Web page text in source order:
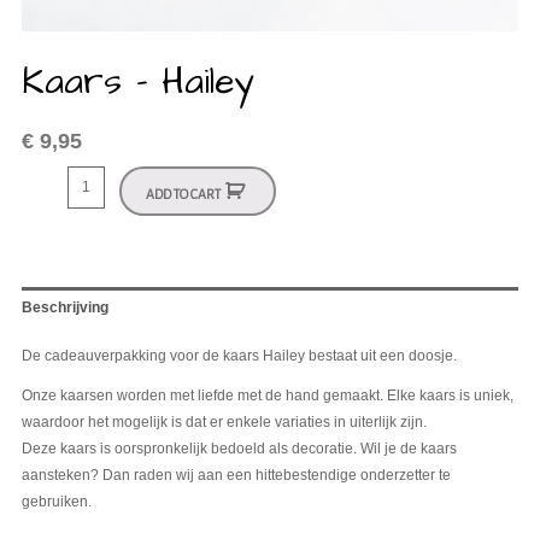
Kaars – Hailey
€ 9,95
ADD TO CART
Beschrijving
De cadeauverpakking voor de kaars Hailey bestaat uit een doosje.
Onze kaarsen worden met liefde met de hand gemaakt. Elke kaars is uniek,
waardoor het mogelijk is dat er enkele variaties in uiterlijk zijn.
Deze kaars is oorspronkelijk bedoeld als decoratie. Wil je de kaars
aansteken? Dan raden wij aan een hittebestendige onderzetter te
gebruiken.